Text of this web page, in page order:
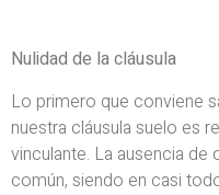
Nulidad de la cláusula
Lo primero que conviene
nuestra cláusula suelo es
vinculante. La ausencia
común, siendo en casi